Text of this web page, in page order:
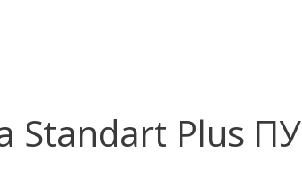
Standart Plus